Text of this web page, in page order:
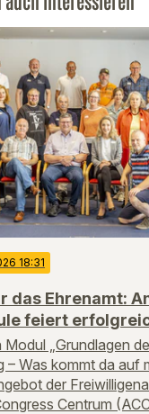
18:31
das Ehrenamt:
feiert
Modul „Grundlagen
– Was kommt da auf
der
Centrum